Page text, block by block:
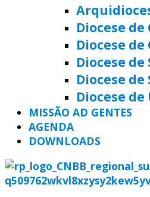
Diocese de
Diocese
Diocese de
Diocese
Diocese
MISSÃO AD GENTES
AGENDA
DOWNLOADS